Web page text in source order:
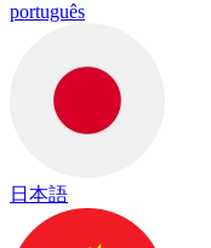
português
日本語